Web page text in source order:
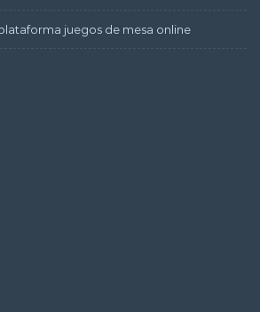
juegos de mesa online